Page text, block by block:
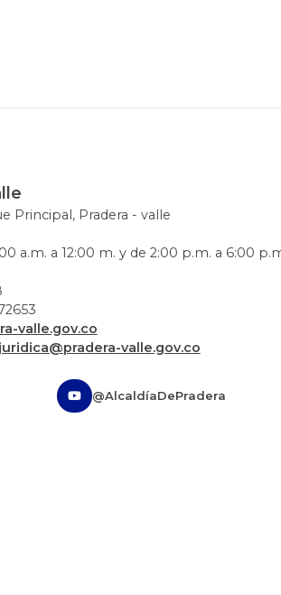
Principal, Pradera - valle
a.m. a 12:00 m. y de 2:00 p.m. a 6:00
valle.gov.co
valle.gov.co
@AlcaldíaDePradera